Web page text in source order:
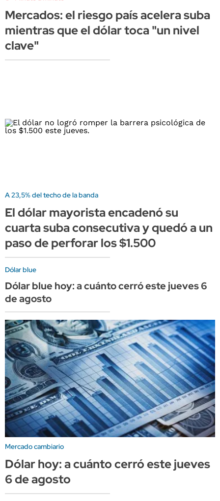
Mercados: el riesgo país acelera suba
mientras que el dólar toca "un nivel
clave"
A 23,5% del techo de la banda
El dólar mayorista encadenó su
cuarta suba consecutiva y quedó a un
paso de perforar los $1.500
Dólar blue
Dólar blue hoy: a cuánto cerró este jueves 6
de agosto
Mercado cambiario
Dólar hoy: a cuánto cerró este jueves
6 de agosto